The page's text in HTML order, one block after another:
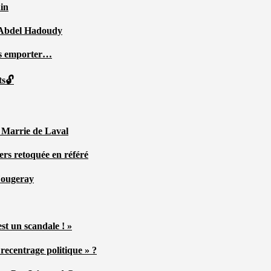
Hadoudy
emporter…
Marrie de Laval
retoquée en référé
un scandale ! »
politique » ?